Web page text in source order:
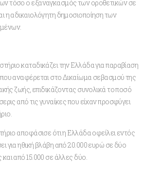
τόσο ο εξαναγκασμός των οροθετικών σε
η αδικαιολόγητη δημοσιοποίηση των
καταδικάζει την Ελλάδα για παραβίαση
αναφέρεται στο Δικαίωμα σεβασμού της
ζωής, επιδικάζοντας συνολικά το ποσό
από τις γυναίκες που είχαν προσφύγει
αποφάσισε ότι η Ελλάδα οφείλει εντός
για ηθική βλάβη από 20.000 ευρώ σε δύο
από 15.000 σε άλλες δύο.